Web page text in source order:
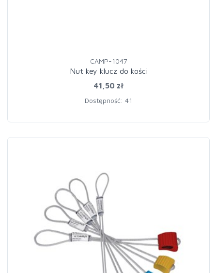
CAMP-1047
Nut key klucz do kości
41,50 zł
Dostępność: 41